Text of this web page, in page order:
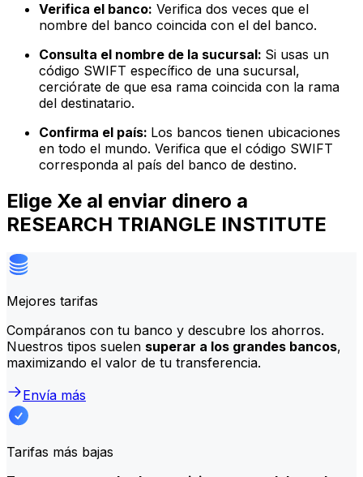
Verifica el banco: Verifica dos veces que el
nombre del banco coincida con el del banco.
Consulta el nombre de la sucursal: Si usas un
código SWIFT específico de una sucursal,
cerciórate de que esa rama coincida con la rama
del destinatario.
Confirma el país: Los bancos tienen ubicaciones
en todo el mundo. Verifica que el código SWIFT
corresponda al país del banco de destino.
Elige Xe al enviar dinero a
RESEARCH TRIANGLE INSTITUTE
Mejores tarifas
Compáranos con tu banco y descubre los ahorros.
Nuestros tipos suelen superar a los grandes bancos,
maximizando el valor de tu transferencia.
Envía más
Tarifas más bajas